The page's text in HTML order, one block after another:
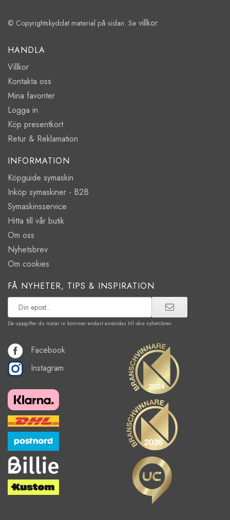
© Copyrightskyddat material på sidan. Se villkor
HANDLA
Villkor
Kontakta oss
Mina favoriter
Logga in
Köp presentkort
Retur & Reklamation
INFORMATION
Köpguide symaskin
Inköp symaskiner - B2B
Symaskinsservice
Hitta till vår butik
Om oss
Nyhetsbrev
Om cookies
FÅ NYHETER, TIPS & INSPIRATION
De uppgifter du matar in kommer endast användas till våra nyhetsbrev.
Facebook
Instagram